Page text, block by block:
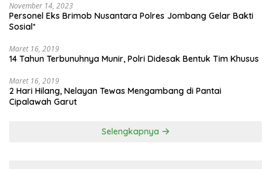
November 14, 2023
Personel Eks Brimob Nusantara Polres Jombang Gelar Bakti
Sosial*
Maret 16, 2019
14 Tahun Terbunuhnya Munir, Polri Didesak Bentuk Tim Khusus
Maret 16, 2019
2 Hari Hilang, Nelayan Tewas Mengambang di Pantai
Cipalawah Garut
Selengkapnya